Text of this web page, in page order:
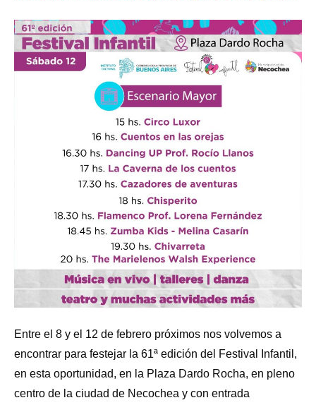
Entre el 8 y el 12 de febrero próximos nos volvemos a
encontrar para festejar la 61ª edición del Festival Infantil,
en esta oportunidad, en la Plaza Dardo Rocha, en pleno
centro de la ciudad de Necochea y con entrada